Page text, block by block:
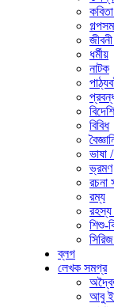
ধর্মীয়
নাটক
বিদেশি
বিবিধ
ভাষা
ভ্রমণ
রচনা
রম্য
রহস্য
শিশু-
ব্লগ
লেখক সমগ্র
আবু